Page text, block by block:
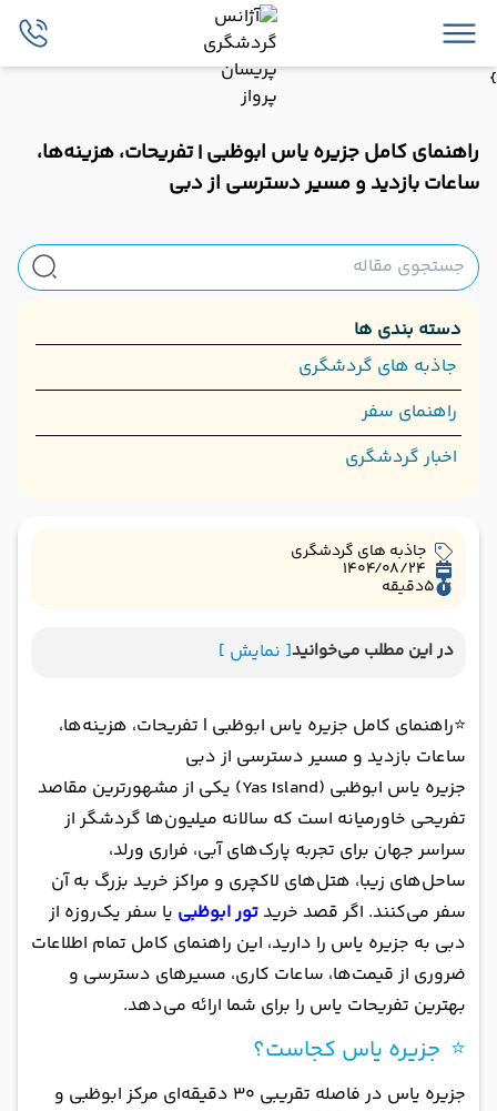
}
راهنمای کامل جزیره یاس ابوظبی | تفریحات، هزینه‌ها،
ساعات بازدید و مسیر دسترسی از دبی
دسته بندی ها
جاذبه های گردشگری
راهنمای سفر
اخبار گردشگری
جاذبه های گردشگری
1404/08/24
5دقیقه
در این مطلب می‌خوانید[ نمایش ]
⭐راهنمای کامل جزیره یاس ابوظبی | تفریحات، هزینه‌ها،
ساعات بازدید و مسیر دسترسی از دبی
جزیره یاس ابوظبی (Yas Island) یکی از مشهورترین مقاصد
تفریحی خاورمیانه است که سالانه میلیون‌ها گردشگر از
سراسر جهان برای تجربه پارک‌های آبی، فراری ورلد،
ساحل‌های زیبا، هتل‌های لاکچری و مراکز خرید بزرگ به آن
سفر می‌کنند. اگر قصد خریدتور ابوظبی یا سفر یک‌روزه از
دبی به جزیره یاس را دارید، این راهنمای کامل تمام اطلاعات
ضروری از قیمت‌ها، ساعات کاری، مسیرهای دسترسی و
بهترین تفریحات یاس را برای شما ارائه می‌دهد.
⭐ جزیره یاس کجاست؟
جزیره یاس در فاصله تقریبی ۳۰ دقیقه‌ای مرکز ابوظبی و